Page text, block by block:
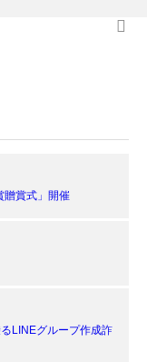
贈賞式」開催
LINEグループ作成詐